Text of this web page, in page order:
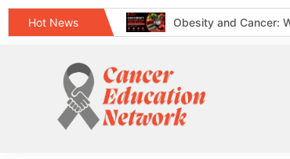
Hot News
Obesity and Cancer:
धूम्रपान न करने वालों में
World Head and
कीमो नहीं करवाया 8 महीने